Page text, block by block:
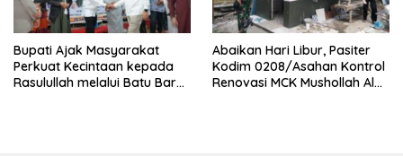
Bupati Ajak Masyarakat
Perkuat Kecintaan kepada
Rasulullah melalui Batu Bara
Abaikan Hari Libur, Pasiter
Kodim 0208/Asahan Kontrol
Renovasi MCK Mushollah Al